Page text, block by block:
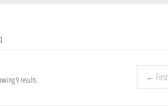
9 results. ← First